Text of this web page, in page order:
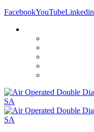
FacebookYouTubeLinkedin